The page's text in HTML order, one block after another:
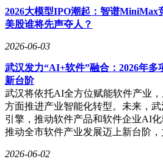
2026大模型IPO潮起：智谱
美股谁将先声夺人？
2026-06-03
武汉发力“AI+软件”融合：2026年多
新台阶
武汉将依托AI全方位赋能软件产业
方面推进产业智能化转型。未来，
引擎，推动软件产品和软件企业AI
推动全市软件产业发展迈上新台阶
2026-06-02